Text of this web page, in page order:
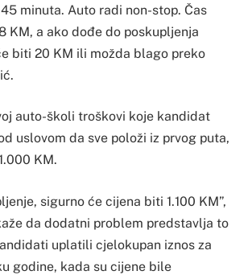
minuta. Auto radi non-stop. Čas
KM, a ako dođe do poskupljenja
biti 20 KM ili možda blago preko
auto-školi troškovi koje kandidat
uslovom da sve položi iz prvog puta,
KM.
sigurno će cijena biti 1.100 KM”,
da dodatni problem predstavlja to
uplatili cjelokupan iznos za
godine, kada su cijene bile